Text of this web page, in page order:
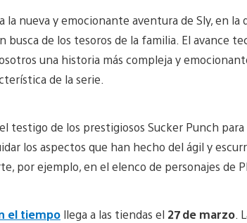
nueva y emocionante aventura de Sly, en la
de los tesoros de la familia. El avance
una historia más compleja y
de la serie.
testigo de los prestigiosos Sucker Punch
los aspectos que han hecho del ágil y
por ejemplo, en el elenco de personajes de
el tiempo llega a las tiendas el 27 de marzo.